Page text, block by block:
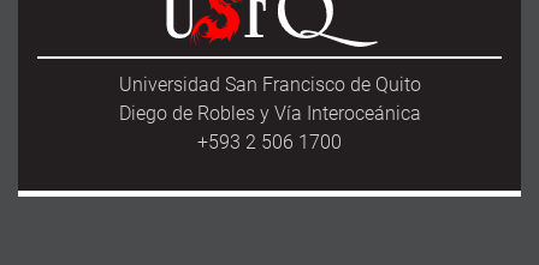
Universidad San Francisco de Quito
Diego de Robles y Vía Interoceánica
+593 2 506 1700